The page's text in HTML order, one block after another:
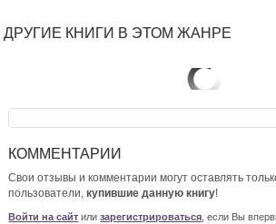
ДРУГИЕ КНИГИ В ЭТОМ ЖАНРЕ
КОММЕНТАРИИ
Свои отзывы и комментарии могут оставлять
пользователи,купившие данную книгу!
Войти на сайт илизарегистрироваться , если Вы